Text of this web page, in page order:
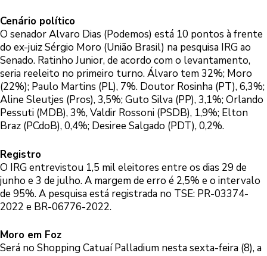
Cenário político
O senador Alvaro Dias (Podemos) está 10 pontos à frente
do ex-juiz Sérgio Moro (União Brasil) na pesquisa IRG ao
Senado. Ratinho Junior, de acordo com o levantamento,
seria reeleito no primeiro turno. Álvaro tem 32%; Moro
(22%); Paulo Martins (PL), 7%. Doutor Rosinha (PT), 6,3%;
Aline Sleutjes (Pros), 3,5%; Guto Silva (PP), 3,1%; Orlando
Pessuti (MDB), 3%, Valdir Rossoni (PSDB), 1,9%; Elton
Braz (PCdoB), 0,4%; Desiree Salgado (PDT), 0,2%.
Registro
O IRG entrevistou 1,5 mil eleitores entre os dias 29 de
junho e 3 de julho. A margem de erro é 2,5% e o intervalo
de 95%. A pesquisa está registrada no TSE: PR-03374-
2022 e BR-06776-2022.
Moro em Foz
Será no Shopping Catuaí Palladium nesta sexta-feira (8), a